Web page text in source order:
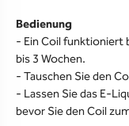
Bedienung
- Ein Coil funktioniert
bis 3 Wochen.
- Tauschen Sie den
- Lassen Sie das E-
bevor Sie den Coil